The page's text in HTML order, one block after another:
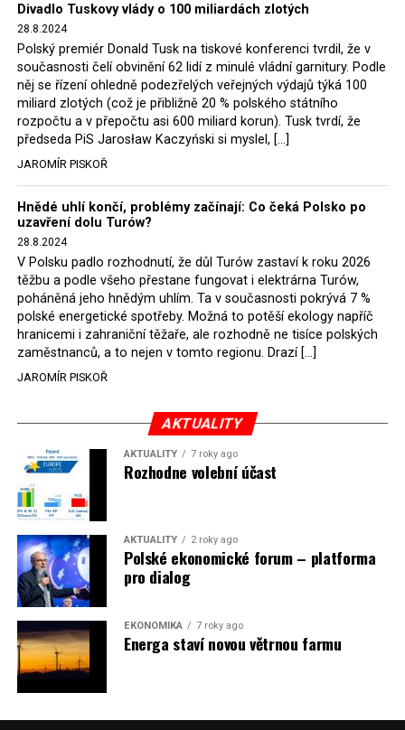
Hołownia, přímo řekli, že by se polská vláda měla
tomuto rozhodnutí podřídit.
Rozhodnutí polského ministra spravedlnosti jistě potěší
německé, české a polské ekology, ale i těžaře. Je těžké si
představit, že by o takové věci rozhodoval sám ministr
Bodnar. Musel získat politický souhlas vládnoucí koalice.
Stále jsou totiž platné argumenty Morawieckého vlády,
že důl i elektrárna jsou – kromě zabezpečování cca 7 %
polského energetického mixu – klíčovými podniky, spolu
se svými dceřinými společnostmi zaměstnávají cca pět
tisíc lidí. Navíc s činností dolu a elektrárny nepřímo
souvisí dalších několik desítek tisíc pracovních míst v
regionu. Zelená politika ale opět zvítězila.
Rozhodnutí polského ministra spravedlnosti jistě potěší
německé, české a polské ekology, kteří žalobu u
správního soudu podali, ale také německé a české
možná vozit své hnědé uhlí. ČEZ bude také spokojen –
škrtnutím 7 % elektřiny znamená totiž pro Polsko zcela
neplánované a nečekané skokové zvýšení závislosti na
dovozu elektřiny už od roku 2027.
(psáno pro info.cz)
Divadlo Tuskovy vlády o 100 miliardách zlotých
28.8.2024
Polský premiér Donald Tusk na tiskové konferenci tvrdil, že v
současnosti čelí obvinění 62 lidí z minulé vládní garnitury. Podle
něj se řízení ohledně podezřelých veřejných výdajů týká 100
miliard zlotých (což je přibližně 20 % polského státního
rozpočtu a v přepočtu asi 600 miliard korun). Tusk tvrdí, že
předseda PiS Jarosław Kaczyński si myslel, […]
JAROMÍR PISKOŘ
Hnědé uhlí končí, problémy začínají: Co čeká Polsko po
uzavření dolu Turów?
28.8.2024
V Polsku padlo rozhodnutí, že důl Turów zastaví k roku 2026
těžbu a podle všeho přestane fungovat i elektrárna Turów,
poháněná jeho hnědým uhlím. Ta v současnosti pokrývá 7 %
polské energetické spotřeby. Možná to potěší ekology napříč
hranicemi i zahraniční těžaře, ale rozhodně ne tisíce polských
zaměstnanců, a to nejen v tomto regionu. Drazí […]
JAROMÍR PISKOŘ
AKTUALITY
AKTUALITY 7 roky ago
Rozhodne volební účast
AKTUALITY 2 roky ago
Polské ekonomické forum – platforma
pro dialog
EKONOMIKA 7 roky ago
Energa staví novou větrnou farmu